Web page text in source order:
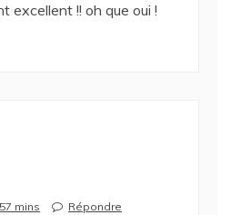
excellent !! oh que oui !
mins Répondre